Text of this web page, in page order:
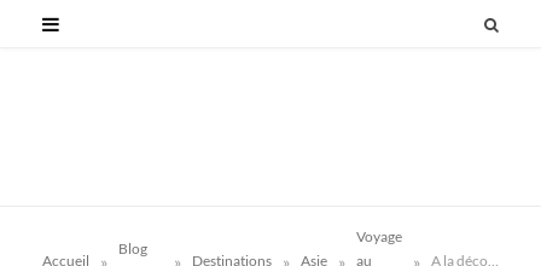
Accueil »
Blog
» Destinations » Asie »
Voyage
au
» A la découverte du plateau des Bolovens au Laos